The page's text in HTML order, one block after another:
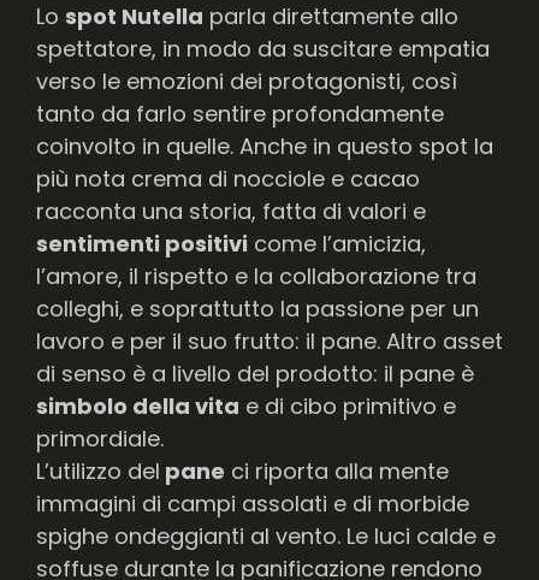
Lo spot Nutella parla direttamente allo
spettatore, in modo da suscitare empatia
verso le emozioni dei protagonisti, così
tanto da farlo sentire profondamente
coinvolto in quelle. Anche in questo spot la
più nota crema di nocciole e cacao
racconta una storia, fatta di valori e
sentimenti positivi come l’amicizia,
l’amore, il rispetto e la collaborazione tra
colleghi, e soprattutto la passione per un
lavoro e per il suo frutto: il pane. Altro asset
di senso è a livello del prodotto: il pane è
simbolo della vita e di cibo primitivo e
primordiale.
L’utilizzo del pane ci riporta alla mente
immagini di campi assolati e di morbide
spighe ondeggianti al vento. Le luci calde e
soffuse durante la panificazione rendono